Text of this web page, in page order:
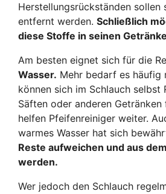
Herstellungsrückständen
entfernt werden. Schließlich
diese Stoffe in seinen
Am besten eignet sich für die
Wasser. Mehr bedarf es häufig
können sich im Schlauch selbst
Säften oder anderen Getränken
helfen Pfeifenreiniger weiter.
warmes Wasser hat sich
Reste aufweichen und aus
werden.
Wer jedoch den Schlauch